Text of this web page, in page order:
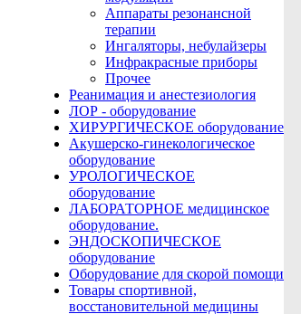
Аппараты резонансной
терапии
Ингаляторы, небулайзеры
Инфракрасные приборы
Прочее
Реанимация и анестезиология
ЛОР - оборудование
ХИРУРГИЧЕСКОЕ оборудование
Акушерско-гинекологическое
оборудование
УРОЛОГИЧЕСКОЕ
оборудование
ЛАБОРАТОРНОЕ медицинское
оборудование.
ЭНДОСКОПИЧЕСКОЕ
оборудование
Оборудование для скорой помощи
Товары спортивной,
восстановительной медицины